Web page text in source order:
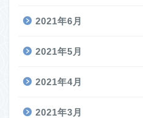
2021年6月
2021年5月
2021年4月
2021年3月